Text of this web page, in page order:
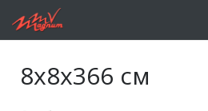
8x8x366 см